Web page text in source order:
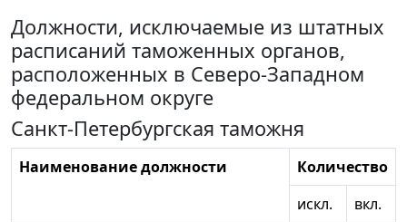
Должности, исключаемые из штатных
расписаний таможенных органов,
расположенных в Северо-Западном
федеральном округе
Санкт-Петербургская таможня
Наименование должности
Количество
искл.
вкл.